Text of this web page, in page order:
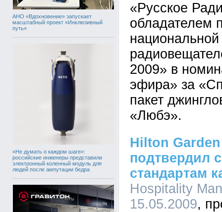
АНО «Вдохновение» запускает
масштабный проект «Инклюзивный
путь»
«Не думать о каждом шаге»:
российские инженеры представили
электронный коленный модуль для
людей после ампутации бедра
«Русское
обладателем
2009» в
эфира» за
пакет
«Любэ».
Hilton
подтвердил
стандартам
Hospitality
15.05.2009